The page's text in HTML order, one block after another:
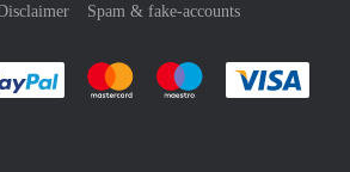
Spam & fake-accounts
Pay easily with :payment method
Pay easily with :payment
Pay easily with